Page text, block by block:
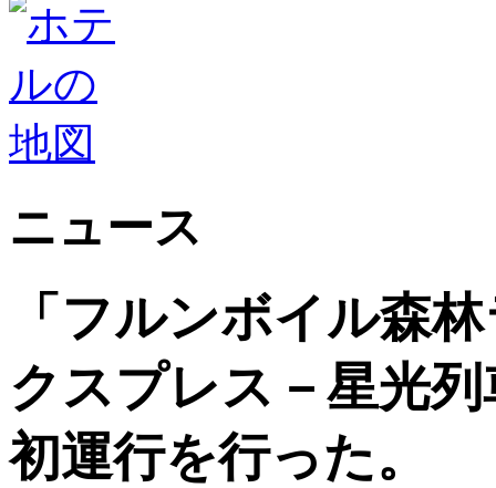
ニュース
「フルンボイル森
クスプレス－星光
初運行を行った。